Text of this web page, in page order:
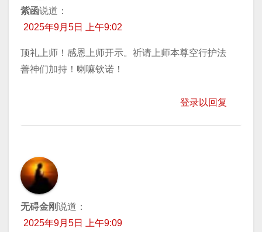
紫函说道：
2025年9月5日 上午9:02
顶礼上师！感恩上师开示。祈请上师本尊空行护法
善神们加持！喇嘛钦诺！
登录以回复
无碍金刚说道：
2025年9月5日 上午9:09